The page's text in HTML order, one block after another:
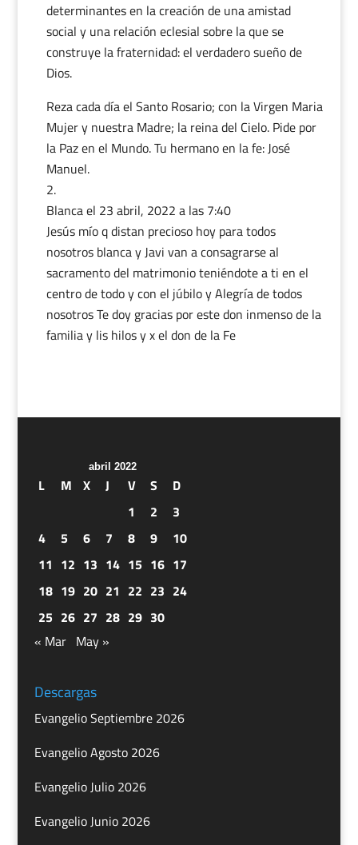
determinantes en la creación de una amistad
social y una relación eclesial sobre la que se
construye la fraternidad: el verdadero sueño de
Dios.
Reza cada día el Santo Rosario; con la Virgen Maria
Mujer y nuestra Madre; la reina del Cielo. Pide por
la Paz en el Mundo. Tu hermano en la fe: José
Manuel.
Blancael 23 abril, 2022 a las 7:40
Jesús mío q distan precioso hoy para todos
nosotros blanca y Javi van a consagrarse al
sacramento del matrimonio teniéndote a ti en el
centro de todo y con el júbilo y Alegría de todos
nosotros Te doy gracias por este don inmenso de la
familia y lis hilos y x el don de la Fe
abril 2022
L M X J V S
D
1
2
3
4
5 6 7 8 9
10
11 12 13 14 15 16 17
18 19 20 21 22 23 24
25 26 27 28 29 30
« Mar May »
Descargas
Evangelio Septiembre 2026
Evangelio Agosto 2026
Evangelio Julio 2026
Evangelio Junio 2026